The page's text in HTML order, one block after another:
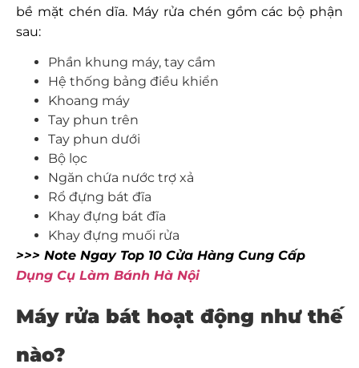
bề mặt chén dĩa. Máy rửa chén gồm các bộ phận
sau:
Phần khung máy, tay cầm
Hệ thống bảng điều khiển
Khoang máy
Tay phun trên
Tay phun dưới
Bộ lọc
Ngăn chứa nước trợ xả
Rổ đựng bát đĩa
Khay đựng bát đĩa
Khay đựng muối rửa
>>> Note Ngay Top 10 Cửa Hàng Cung Cấp
Dụng Cụ Làm Bánh Hà Nội
Máy rửa bát hoạt động như thế
nào?